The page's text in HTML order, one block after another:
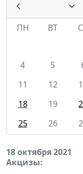
ПН
ВТ
4
5
11
12
18
19
25
26
18 октября 2021
Акцизы: